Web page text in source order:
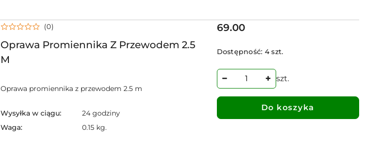
Oprawa Promiennika Z Przewodem 2.5
M
(0)
Oprawa promiennika z przewodem 2.5 m
Wysyłka w ciągu:
24 godziny
Waga:
0.15 kg.
Cena:
69.00
Dostępność: 4 szt.
szt.
Do koszyka